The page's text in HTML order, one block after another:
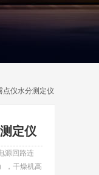
点仪水分测定仪
定仪
源回路连
，干燥机高